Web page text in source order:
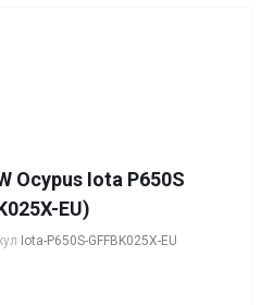
Ocypus Iota P650S
EU)
Iota-P650S-GFFBK025X-EU